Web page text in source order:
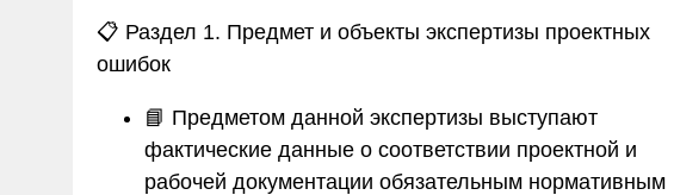
📋 Раздел 1. Предмет и объекты экспертизы проектных
ошибок
📘 Предметом данной экспертизы выступают
фактические данные о соответствии проектной и
рабочей документации обязательным нормативным